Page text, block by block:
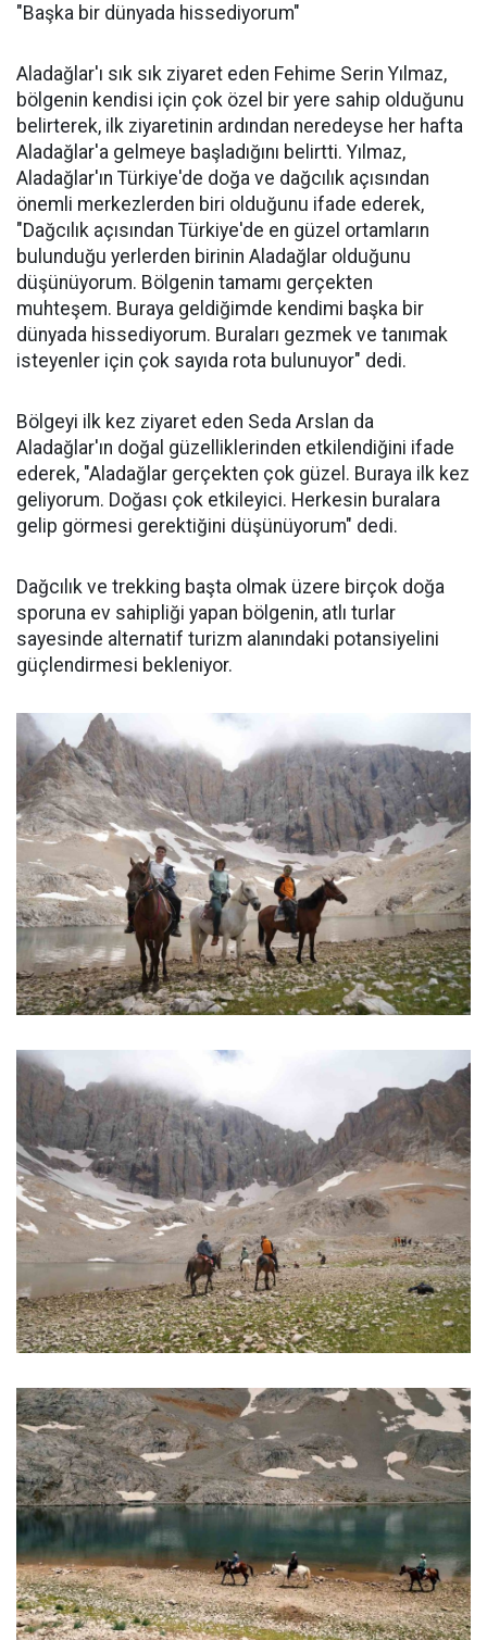
"Başka bir dünyada hissediyorum"
Aladağlar'ı sık sık ziyaret eden Fehime Serin Yılmaz,
bölgenin kendisi için çok özel bir yere sahip olduğunu
belirterek, ilk ziyaretinin ardından neredeyse her hafta
Aladağlar'a gelmeye başladığını belirtti. Yılmaz,
Aladağlar'ın Türkiye'de doğa ve dağcılık açısından
önemli merkezlerden biri olduğunu ifade ederek,
"Dağcılık açısından Türkiye'de en güzel ortamların
bulunduğu yerlerden birinin Aladağlar olduğunu
düşünüyorum. Bölgenin tamamı gerçekten
muhteşem. Buraya geldiğimde kendimi başka bir
dünyada hissediyorum. Buraları gezmek ve tanımak
isteyenler için çok sayıda rota bulunuyor" dedi.
Bölgeyi ilk kez ziyaret eden Seda Arslan da
Aladağlar'ın doğal güzelliklerinden etkilendiğini ifade
ederek, "Aladağlar gerçekten çok güzel. Buraya ilk kez
geliyorum. Doğası çok etkileyici. Herkesin buralara
gelip görmesi gerektiğini düşünüyorum" dedi.
Dağcılık ve trekking başta olmak üzere birçok doğa
sporuna ev sahipliği yapan bölgenin, atlı turlar
sayesinde alternatif turizm alanındaki potansiyelini
güçlendirmesi bekleniyor.